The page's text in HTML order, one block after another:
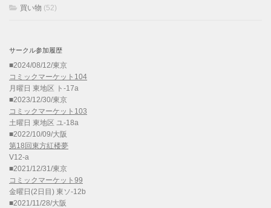
買い物 (52)
サークル参加履歴
■2024/08/12/東京
コミックマーケット104
月曜日 東地区 ト-17a
■2023/12/30/東京
コミックマーケット103
土曜日 東地区 ユ-18a
■2022/10/09/大阪
第18回東方紅楼夢
V12-a
■2021/12/31/東京
コミックマーケット99
金曜日(2日目) 東ソ-12b
■2021/11/28/大阪